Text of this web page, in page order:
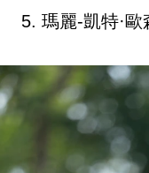
5. 瑪麗-凱特·